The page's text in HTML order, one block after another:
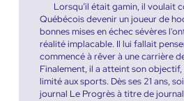
Lorsqu’il était gamin, il voulait
Québécois devenir un joueur de
bonnes mises en échec sévères
réalité implacable. Il lui fallait
commencé à rêver à une carrière
Finalement, il a atteint son objectif,
limité aux sports. Dès ses 21 ans,
journal Le Progrès à titre de